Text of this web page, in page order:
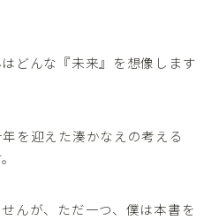
どんな『未来』を想像します
を迎えた湊かなえの考える
んが、ただ一つ、僕は本書を